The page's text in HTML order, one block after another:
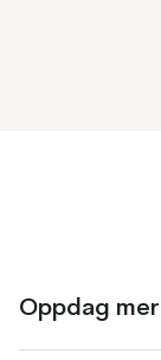
Oppdag mer